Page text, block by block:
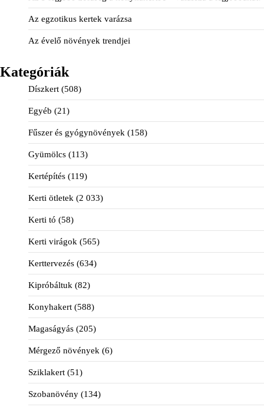
Az egzotikus kertek varázsa
Az évelő növények trendjei
Kategóriák
Díszkert (508)
Egyéb (21)
Fűszer és gyógynövények (158)
Gyümölcs (113)
Kertépítés (119)
Kerti ötletek (2 033)
Kerti tó (58)
Kerti virágok (565)
Kerttervezés (634)
Kipróbáltuk (82)
Konyhakert (588)
Magaságyás (205)
Mérgező növények (6)
Sziklakert (51)
Szobanövény (134)